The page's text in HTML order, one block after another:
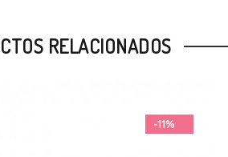
RELACIONADOS
-11%